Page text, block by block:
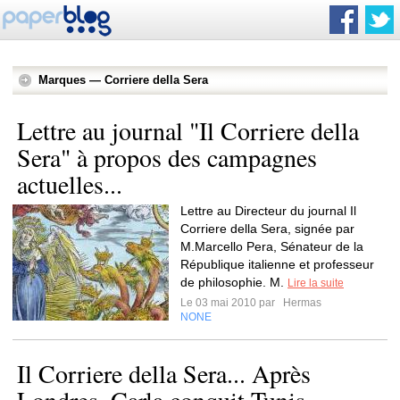
Marques — Corriere della Sera
Lettre au journal "Il Corriere della
Sera" à propos des campagnes
actuelles...
Lettre au Directeur du journal Il
Corriere della Sera, signée par
M.Marcello Pera, Sénateur de la
République italienne et professeur
de philosophie. M.
Lire la suite
Le 03 mai 2010 par
Hermas
NONE
Il Corriere della Sera... Après